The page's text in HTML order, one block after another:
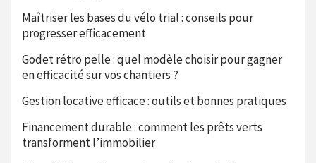
Maîtriser les bases du vélo trial : conseils pour
progresser efficacement
Godet rétro pelle : quel modèle choisir pour gagner
en efficacité sur vos chantiers ?
Gestion locative efficace : outils et bonnes pratiques
Financement durable : comment les prêts verts
transforment l’immobilier